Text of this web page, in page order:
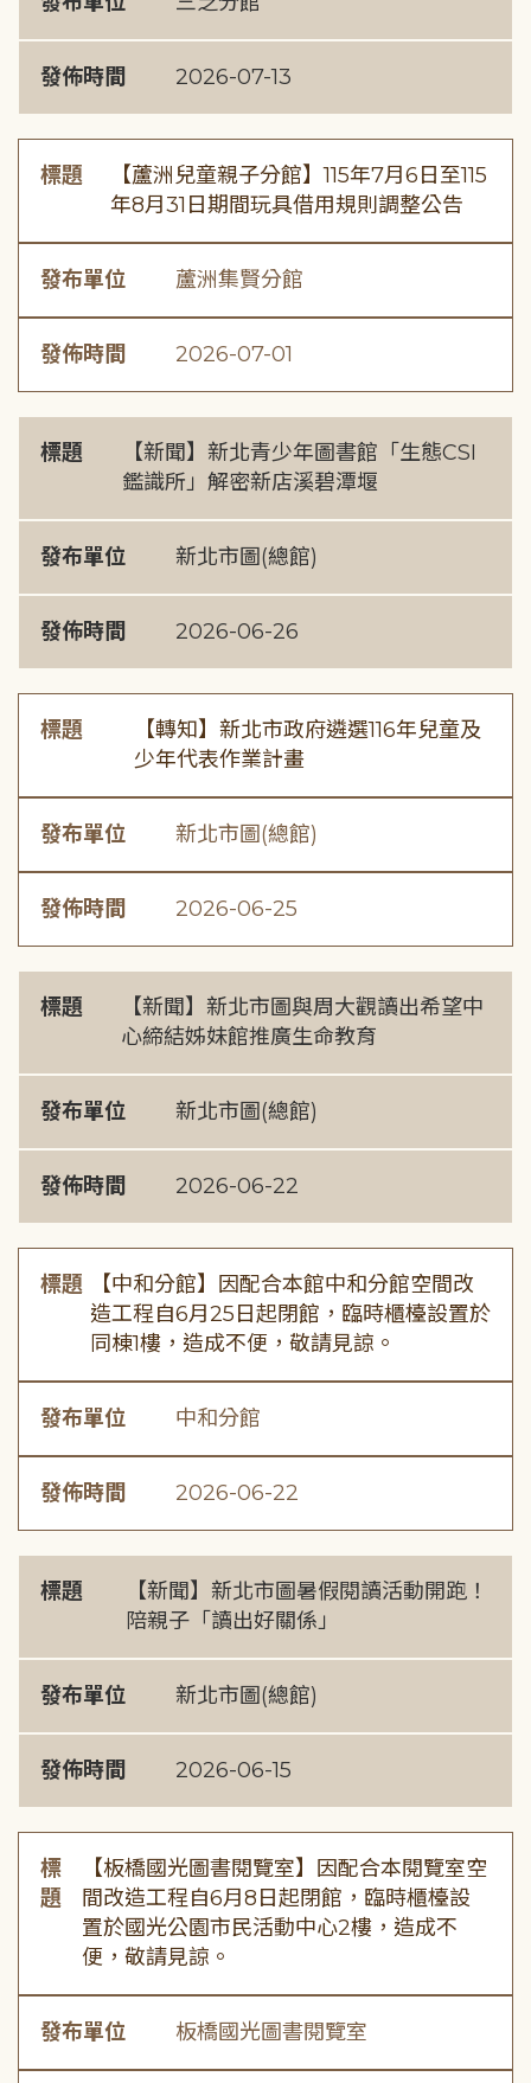
發佈時間 2026-07-13
標題
【蘆洲兒童親子分館】115年7月6日至115
年8月31日期間玩具借用規則調整公告
發布單位 蘆洲集賢分館
發佈時間 2026-07-01
標題
【新聞】新北青少年圖書館「生態CSI
鑑識所」解密新店溪碧潭堰
發布單位 新北市圖(總館)
發佈時間 2026-06-26
標題
【轉知】新北市政府遴選116年兒童及
少年代表作業計畫
發布單位 新北市圖(總館)
發佈時間 2026-06-25
標題
【新聞】新北市圖與周大觀讀出希望中
心締結姊妹館推廣生命教育
發布單位 新北市圖(總館)
發佈時間 2026-06-22
標題
【中和分館】因配合本館中和分館空間改
造工程自6月25日起閉館，臨時櫃檯設置於
同棟1樓，造成不便，敬請見諒。
發布單位 中和分館
發佈時間 2026-06-22
標題
【新聞】新北市圖暑假閱讀活動開跑！
陪親子「讀出好關係」
發布單位 新北市圖(總館)
發佈時間 2026-06-15
標
題
【板橋國光圖書閱覽室】因配合本閱覽室空
間改造工程自6月8日起閉館，臨時櫃檯設
置於國光公園市民活動中心2樓，造成不
便，敬請見諒。
發布單位 板橋國光圖書閱覽室